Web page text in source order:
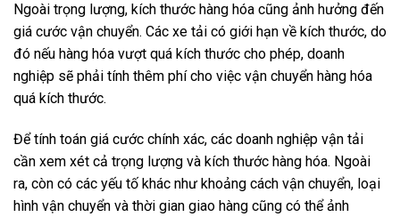
Ngoài trọng lượng, kích thước hàng hóa cũng ảnh hưởng đến
giá cước vận chuyển. Các xe tải có giới hạn về kích thước, do
đó nếu hàng hóa vượt quá kích thước cho phép, doanh
nghiệp sẽ phải tính thêm phí cho việc vận chuyển hàng hóa
quá kích thước.
Để tính toán giá cước chính xác, các doanh nghiệp vận tải
cần xem xét cả trọng lượng và kích thước hàng hóa. Ngoài
ra, còn có các yếu tố khác như khoảng cách vận chuyển, loại
hình vận chuyển và thời gian giao hàng cũng có thể ảnh